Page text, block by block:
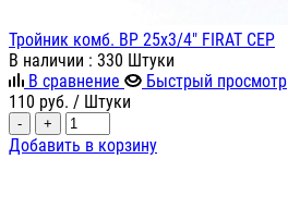
Тройник комб. ВР 25х3/4" FIRAT СЕР
В наличии : 330 Штуки
В сравнение
Быстрый просмотр
110 руб. / Штуки
- +
Добавить в корзину